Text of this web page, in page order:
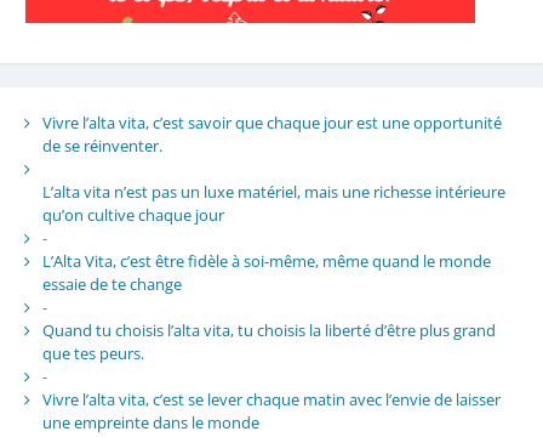
Vivre l’alta vita, c’est savoir que chaque jour est une opportunité
de se réinventer.
L’alta vita n’est pas un luxe matériel, mais une richesse intérieure
qu’on cultive chaque jour
-
L’Alta Vita, c’est être fidèle à soi-même, même quand le monde
essaie de te change
-
Quand tu choisis l’alta vita, tu choisis la liberté d’être plus grand
que tes peurs.
-
Vivre l’alta vita, c’est se lever chaque matin avec l’envie de laisser
une empreinte dans le monde